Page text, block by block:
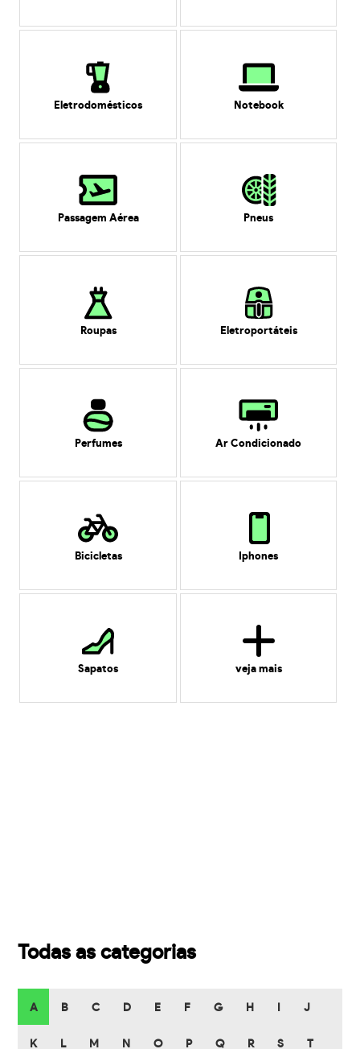
Eletrodomésticos Notebook
Passagem Aérea Pneus
Roupas Eletroportáteis
Perfumes Ar Condicionado
Bicicletas Iphones
Sapatos veja mais
Todas as categorias
A B C D E F G H J
K L M N O P Q R S T